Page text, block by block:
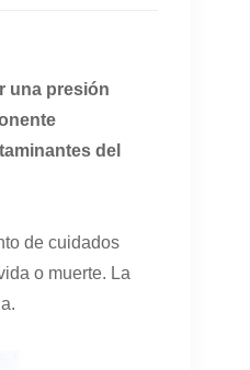
una presión
del
de cuidados
o muerte. La